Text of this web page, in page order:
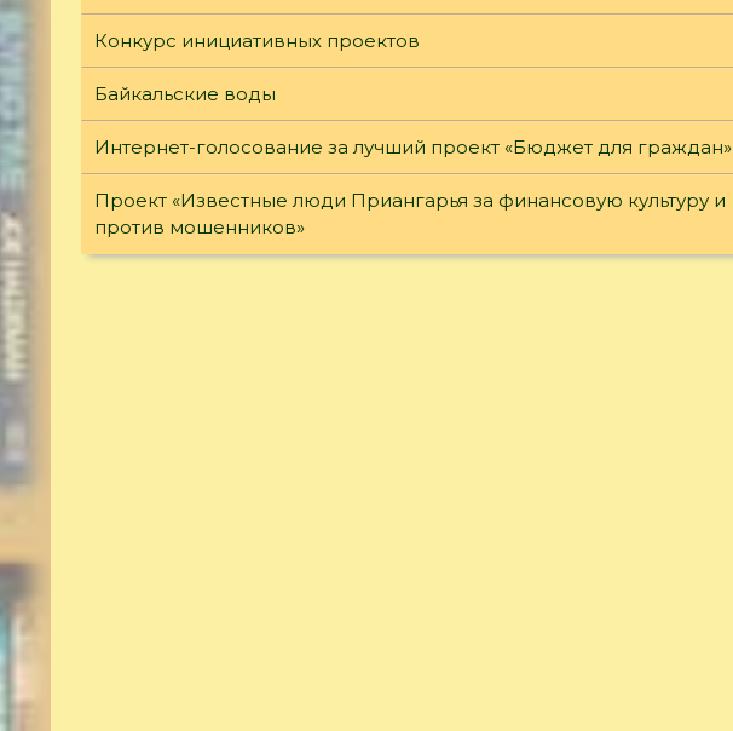
Конкурс инициативных проектов
Байкальские воды
Интернет-голосование за лучший проект «Бюджет для граждан»
Проект «Известные люди Приангарья за финансовую культуру и
против мошенников»